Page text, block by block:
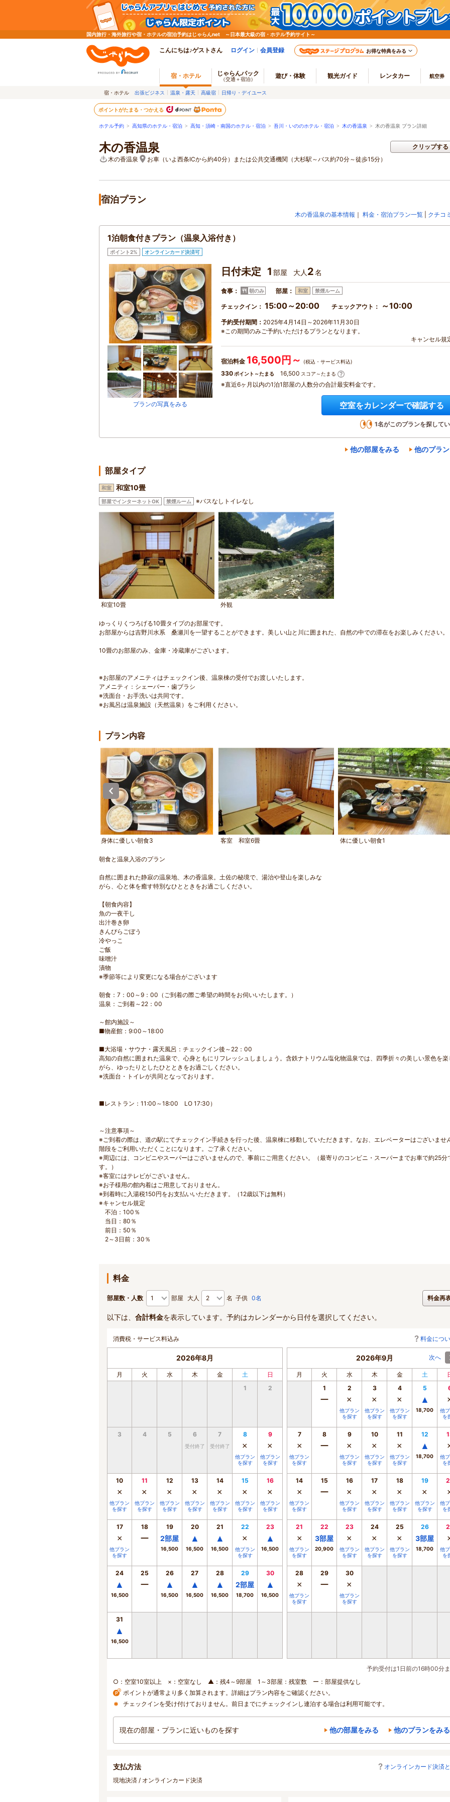
国内旅行・海外旅行や宿・ホテルの宿泊予約はじゃらんnet ～日本最大級の宿・ホテル予約サイト～
こんにちは♪ゲストさん ログイン 会員登録 お得な特典をみる
宿・ホテル じゃらんパック
（交通＋宿泊） 遊び・体験 観光ガイド レンタカー 航空券
宿・ホテル 出張ビジネス 温泉・露天 高級宿 日帰り・デイユース
ポイントがたまる・つかえる
ホテル予約 > 高知県のホテル・宿泊 > 高知・須崎・南国のホテル・宿泊 > 吾川・いののホテル・宿泊 > 木の香温泉 > 木の香温泉 プラン詳細
木の香温泉
木の香温泉 お車（いよ西条ICから約40分）または公共交通機関（大杉駅～バス約70分～徒歩15分）
クリップする
宿泊プラン
木の香温泉の基本情報 ｜ 料金・宿泊プラン一覧 クチコ
1泊朝食付きプラン（温泉入浴付き）
ポイント2% オンラインカード決済可
プランの写真をみる
日付未定 1 部屋 大人 2名
食事： 朝のみ 部屋： 和室 禁煙ルーム
チェックイン： 15:00～20:00 チェックアウト： ～10:00
予約受付期間： 2025年4月14日～2026年11月30日
※この期間のみご予約いただけるプランとなります。
キャンセル規
宿泊料金 16,500円～ (税込・サービス料込)
330 ポイント～たまる 16,500 スコア～たまる
※直近6ヶ月以内の1泊1部屋の人数分の合計最安料金です。
空室をカレンダーで確認する
1名がこのプランを探して
他の部屋をみる 他のプラ
部屋タイプ
和室 和室10畳
部屋でインターネットOK 禁煙ルーム ※バスなしトイレなし
和室10畳 外観
ゆっくりくつろげる10畳タイプのお部屋です。
お部屋からは吉野川水系 桑瀬川を一望することができます。美しい山と川に囲まれた、自然の中での滞在をお楽しみください。
10畳のお部屋のみ、金庫・冷蔵庫がございます。
※お部屋のアメニティはチェックイン後、温泉棟の受付でお渡しいたします。
アメニティ：シェーバー・歯ブラシ
※洗面台・お手洗いは共同です。
※お風呂は温泉施設（天然温泉）をご利用ください。
プラン内容
身体に優しい朝食3 客室 和室6畳 体に優しい朝食1
朝食と温泉入浴のプラン
自然に囲まれた静寂の温泉地、木の香温泉。土佐の秘境で、湯治や登山を楽しみな
がら、心と体を癒す特別なひとときをお過ごしください。
【朝食内容】
魚の一夜干し
出汁巻き卵
きんぴらごぼう
冷やっこ
ご飯
味噌汁
漬物
※季節等により変更になる場合がございます
朝食：7：00～9：00（ご到着の際ご希望の時間をお伺いいたします。）
温泉：ご到着～22：00
～館内施設～
■物産館：9:00～18:00
■大浴場・サウナ・露天風呂：チェックイン後～22：00
高知の自然に囲まれた温泉で、心身ともにリフレッシュしましょう。含鉄ナトリウム塩化物温泉では、四季折々の美しい景色を楽
がら、ゆったりとしたひとときをお過ごしください。
※洗面台・トイレが共同となっております。
■レストラン：11:00～18:00 LO 17:30）
～注意事項～
※ご到着の際は、道の駅にてチェックイン手続きを行った後、温泉棟に移動していただきます。なお、エレベーターはございませ
階段をご利用いただくことになります。ご了承ください。
※周辺には、コンビニやスーパーはございませんので、事前にご用意ください。（最寄りのコンビニ・スーパーまでお車で約25分
す。）
※客室にはテレビがございません。
※お子様用の館内着はご用意しておりません。
※到着時に入湯税150円をお支払いいただきます。（12歳以下は無料）
※キャンセル規定
不泊：100％
当日：80％
前日：50％
2～3日前：30％
料金
部屋数・人数 部屋 大人 名 子供 0名 料金再
以下は、 合計料金を表示しています。予約はカレンダーから日付を選択してください。
消費税・サービス料込み 料金につ
2026年8月
月 火 水 木 金 土
日
1
2
3 4 5 6
受付終了
7
受付終了
8
×
他プラン
を探す
9
×
他プラン
を探す
10
×
他プラン
を探す
11
×
他プラン
を探す
12
×
他プラン
を探す
13
×
他プラン
を探す
14
×
他プラン
を探す
15
×
他プラン
を探す
16
×
他プラン
を探す
17
×
他プラン
を探す
18
ー
19
2部屋
16,500
20
▲
16,500
21
▲
16,500
22
×
他プラン
を探す
23
▲
16,500
24
▲
16,500
25
ー
26
▲
16,500
27
▲
16,500
28
▲
16,500
29
2部屋
18,700
30
▲
16,500
31
▲
16,500
2026年9月 次へ
月 火 水 木 金 土
1
ー
2
×
他プラン
を探す
3
×
他プラン
を探す
4
×
他プラン
を探す
5
▲
18,700
他
を
7
×
他プラン
を探す
8
ー
9
×
他プラン
を探す
10
×
他プラン
を探す
11
×
他プラン
を探す
12
▲
18,700
他
を
14
×
他プラン
を探す
15
ー
16
×
他プラン
を探す
17
×
他プラン
を探す
18
×
他プラン
を探す
19
×
他プラン
を探す
他
を
21
×
他プラン
を探す
22
3部屋
20,900
23
×
他プラン
を探す
24
×
他プラン
を探す
25
×
他プラン
を探す
26
3部屋
18,700
他
を
28
×
他プラン
を探す
29
ー
30
×
他プラン
を探す
予約受付は1日前の16時00分
○：空室10室以上 ×：空室なし ▲：残4～9部屋 1～3部屋：残室数 ー：部屋提供なし
ポイントが通常より多く加算されます。詳細はプラン内容をご確認ください。
チェックインを受け付けておりません。前日までにチェックインし連泊する場合は利用可能です。
現在の部屋・プランに近いものを探す 他の部屋をみる 他のプランをみる
支払方法
オンラインカード決済
現地決済 / オンラインカード決済